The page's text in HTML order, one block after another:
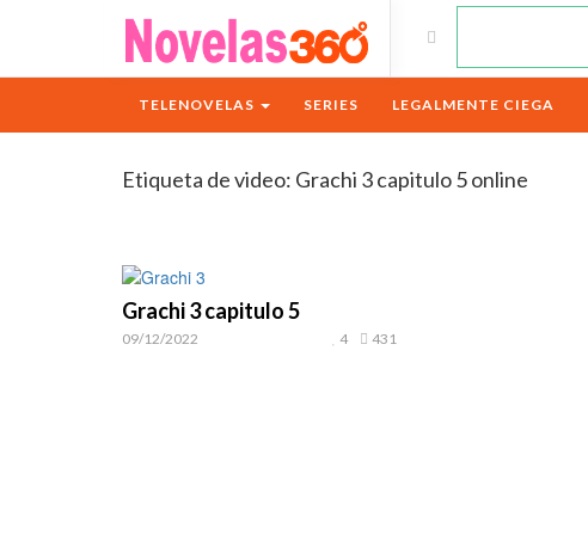
TELENOVELAS SERIES LEGALMENTE CIEGA
Etiqueta de video: Grachi 3 capitulo 5 online
Grachi 3 capitulo 5
09/12/2022 431
4